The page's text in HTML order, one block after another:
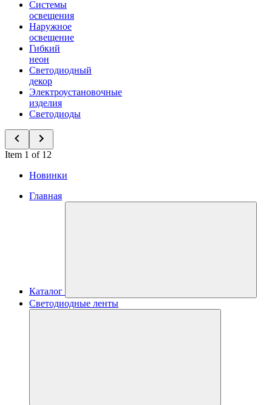
Системы
освещения
Наружное
освещение
Гибкий
неон
Светодиодный
декор
Электроустановочные
изделия
Светодиоды
Item 1 of 12
Новинки
Главная
Каталог
Светодиодные ленты